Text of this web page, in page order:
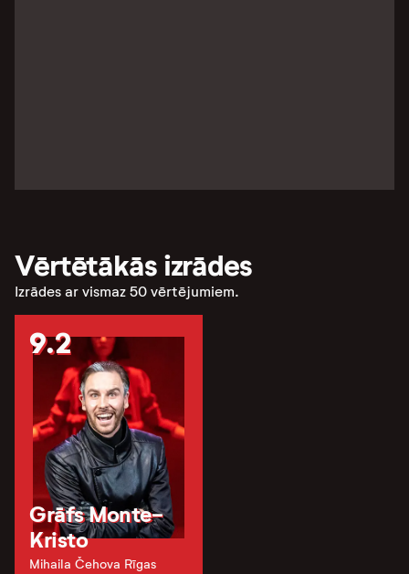
Vērtētākās izrādes
Izrādes ar vismaz 50 vērtējumiem.
9.2
Grāfs Monte-
Kristo
Mihaila Čehova Rīgas